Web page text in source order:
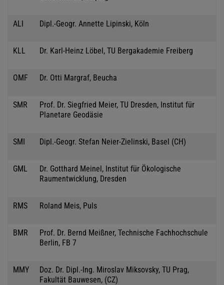
ALI Dipl.-Geogr. Annette Lipinski, Köln
KLL Dr. Karl-Heinz Löbel, TU Bergakademie Freiberg
OMF Dr. Otti Margraf, Beucha
SMR
Prof. Dr. Siegfried Meier, TU Dresden, Institut für
Planetare Geodäsie
SMI Dipl.-Geogr. Stefan Neier-Zielinski, Basel (CH)
GML
Dr. Gotthard Meinel, Institut für Ökologische
Raumentwicklung, Dresden
RMS Roland Meis, Puls
BMR
Prof. Dr. Bernd Meißner, Technische Fachhochschule
Berlin, FB 7
MMY
Doz. Dr. Dipl.-Ing. Miroslav Miksovsky, TU Prag,
Fakultät Bauwesen, (CZ)